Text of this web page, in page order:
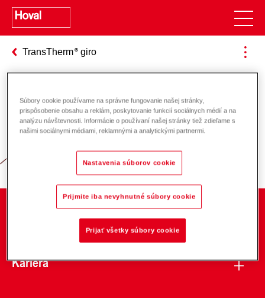
TransTherm giro
Zodpovednosť za energiu a životné
prostredie
O spoločnosti
Kariéra
Súbory cookie používame na správne fungovanie našej stránky,
prispôsobenie obsahu a reklám, poskytovanie funkcií sociálnych médií a na
analýzu návštevnosti. Informácie o používaní našej stránky tiež zdieľame s
našimi sociálnymi médiami, reklamnými a analytickými partnermi.
Nastavenia súborov cookie
Prijmite iba nevyhnutné súbory cookie
Prijať všetky súbory cookie